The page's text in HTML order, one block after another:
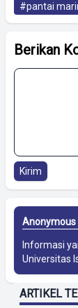
#pantai
Berikan
Kirim
Anonymous
Informasi
Universitas
ARTIKEL